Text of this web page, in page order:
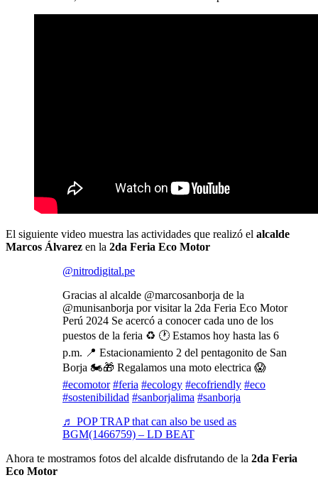
El siguiente video muestra las actividades que realizó el alcalde
Marcos Álvarez en la 2da Feria Eco Motor
@nitrodigital.pe
Gracias al alcalde @marcosanborja de la
@munisanborja por visitar la 2da Feria Eco Motor
Perú 2024 Se acercó a conocer cada uno de los
puestos de la feria ♻️ 🕐 Estamos hoy hasta las 6
p.m. 📍 Estacionamiento 2 del pentagonito de San
Borja 🏍️🎁 Regalamos una moto electrica 😱
#ecomotor #feria #ecology #ecofriendly #eco
#sostenibilidad #sanborjalima #sanborja
♬ POP TRAP that can also be used as
BGM(1466759) – LD BEAT
Ahora te mostramos fotos del alcalde disfrutando de la 2da Feria
Eco Motor